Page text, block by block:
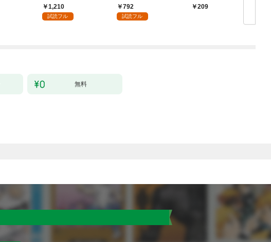
へ～【電子書籍特典
付】（１）
1,210
試読フル
術を極めます（１）
792
試読フル
209
無料